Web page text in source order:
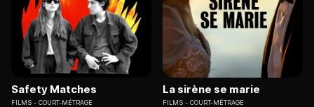
Safety Matches
FILMS COURT-MÉTRAGE
La sirène se marie
FILMS COURT-MÉTRAGE